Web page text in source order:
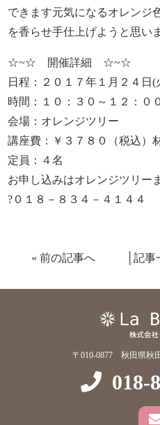
できます元気になるオレンジ
を香らせ手仕上げようと思い
☆~☆ 開催詳細 ☆~☆
日程：２０１７年１月２４日(
時間：１０：３０～１２：０
会場：オレンジツリー
講座費：￥３７８０（税込）
定員：４名
お申し込みはオレンジツリー
?０１８－８３４－４１４４
« 前の記事へ 記事
〒010-0877 秋田県秋
018-